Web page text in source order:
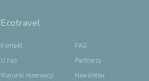
Ecotravel
Kontakt
O nas
Warunki rezerwacji
FAQ
Partnerzy
Newsletter